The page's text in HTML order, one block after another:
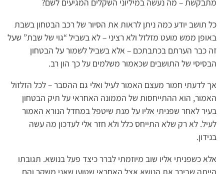
כל תושב יודע כמה ניתן לראות את הסיור של רכב הבטחון בשבת
באופן ממש מועט מזלזל ולא רציני – לא בשביל “גוי של שבת” שעל
זה כבר הערתם בכתבתכם – אלא בשביל לשמור על הבטחון
הבסיסי של התושבים שכאמור משלמים על כך הון רב.
אך לדעתי חמור מעצם האמור לעיל ואלי גם ההסבר – לכל הזלזול
האמור, הוא ההתייחסות של הממונה האחראי על תיק הבטחון
בעיר לאחר שפניתי אליו על מנת שיטפל במחדל הנורא האמור
לעיל. לא רק שלא התייחס כלל ולא חזר אלי לעדכון מה עשה
בנידון.
אלא כשפניתי אליו שוב מיוזמתי לברר כיצד פעל בנושא. תגובתו
הייתה שבירר את הנושא אצל האחראי שטוען שאני משקר והם